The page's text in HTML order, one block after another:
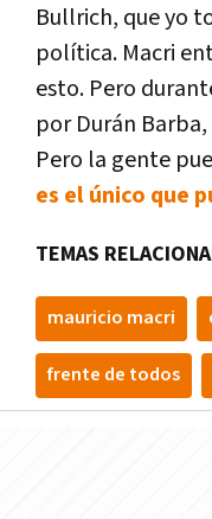
Bullrich, que yo
política. Macri
esto. Pero
por Durán
Pero la gente
es el único que
TEMAS
mauricio macri
frente de todos